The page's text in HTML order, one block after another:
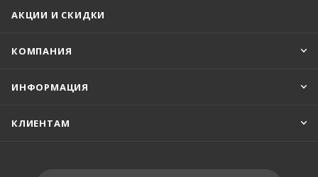
АКЦИИ И СКИДКИ
КОМПАНИЯ
ИНФОРМАЦИЯ
КЛИЕНТАМ